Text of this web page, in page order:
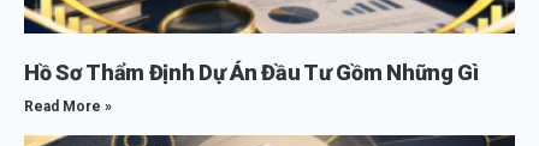
Hồ Sơ Thẩm Định Dự Án Đầu Tư Gồm Những Gì
Read More »